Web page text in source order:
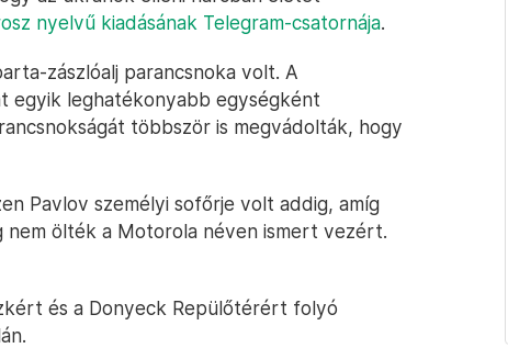
nyelvű kiadásának Telegram-csatornája.
zászlóalj parancsnoka volt. A
egyik leghatékonyabb egységként
többször is megvádolták, hogy
Pavlov személyi sofőrje volt addig, amíg
ölték a Motorola néven ismert vezért.
és a Donyeck Repülőtérért folyó